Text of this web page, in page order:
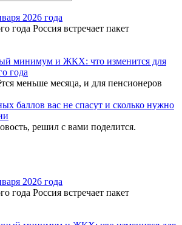
2026 года
года Россия встречает пакет
минимум и ЖКХ: что изменится для
года
меньше месяца, и для пенсионеров
баллов вас не спасут и сколько нужно
решил с вами поделится.
2026 года
года Россия встречает пакет